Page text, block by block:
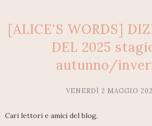
[ALICE'S WORDS]
DEL 2025
autunno/
VENERDÌ 2 MAGGIO
Cari lettori e amici del blog,